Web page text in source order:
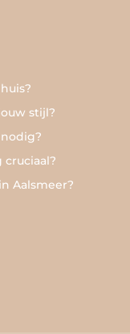
stijl?
cruciaal?
Aalsmeer?